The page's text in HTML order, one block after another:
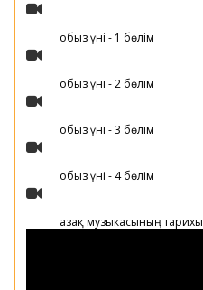
Қобыз үні - 1 бөлім
Қобыз үні - 2 бөлім
Қобыз үні - 3 бөлім
Қобыз үні - 4 бөлім
Қазақ музыкасының тарихы